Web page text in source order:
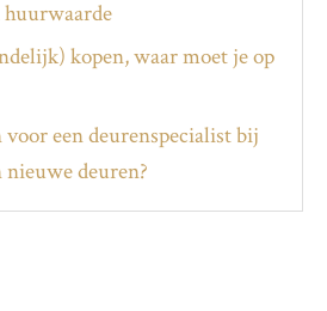
kopen, waar moet je op
een deurenspecialist bij
nieuwe deuren?